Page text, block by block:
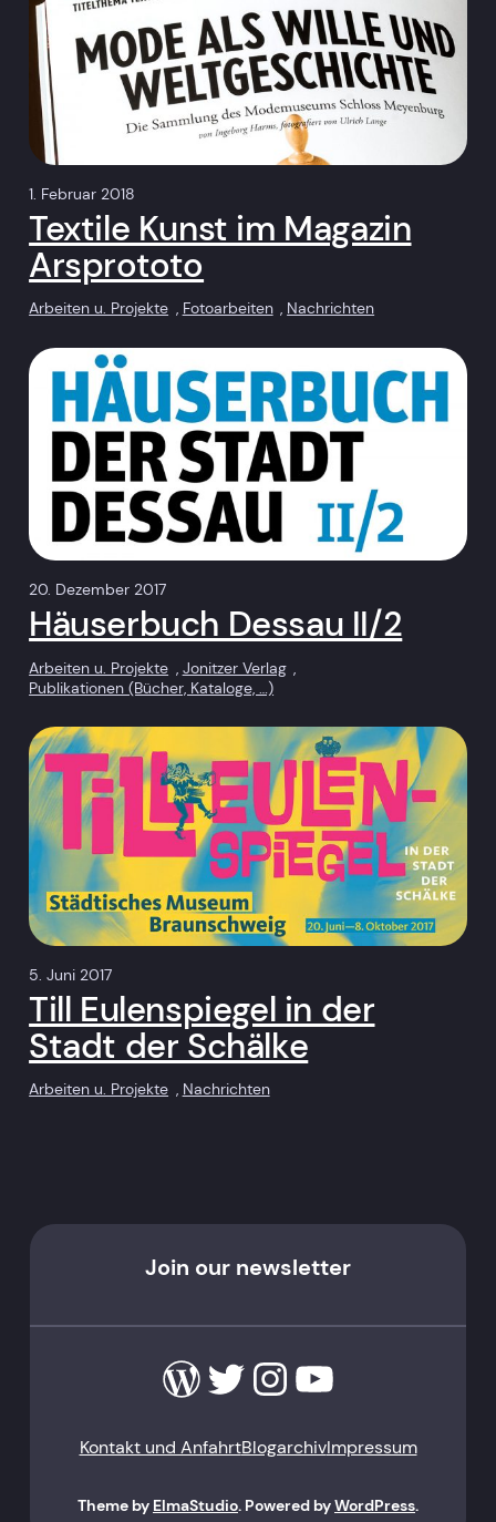
1. Februar 2018
Textile Kunst im Magazin
Arsprototo
Arbeiten u. Projekte , Fotoarbeiten , Nachrichten
20. Dezember 2017
Häuserbuch Dessau II/2
Arbeiten u. Projekte , Jonitzer Verlag ,
Publikationen (Bücher, Kataloge, …)
5. Juni 2017
Till Eulenspiegel in der
Stadt der Schälke
Arbeiten u. Projekte , Nachrichten
Join our newsletter
WordPress
TwitterInstagram
YouTube
Kontakt und AnfahrtBlogarchivImpressum
Theme by ElmaStudio. Powered byWordPress.